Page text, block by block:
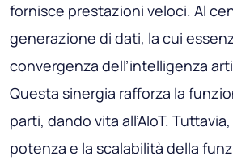
fornisce prestazioni veloci. Al
generazione di dati, la cui
convergenza dell’intelligenza
Questa sinergia rafforza la
parti, dando vita all’AIoT.
potenza e la scalabilità della